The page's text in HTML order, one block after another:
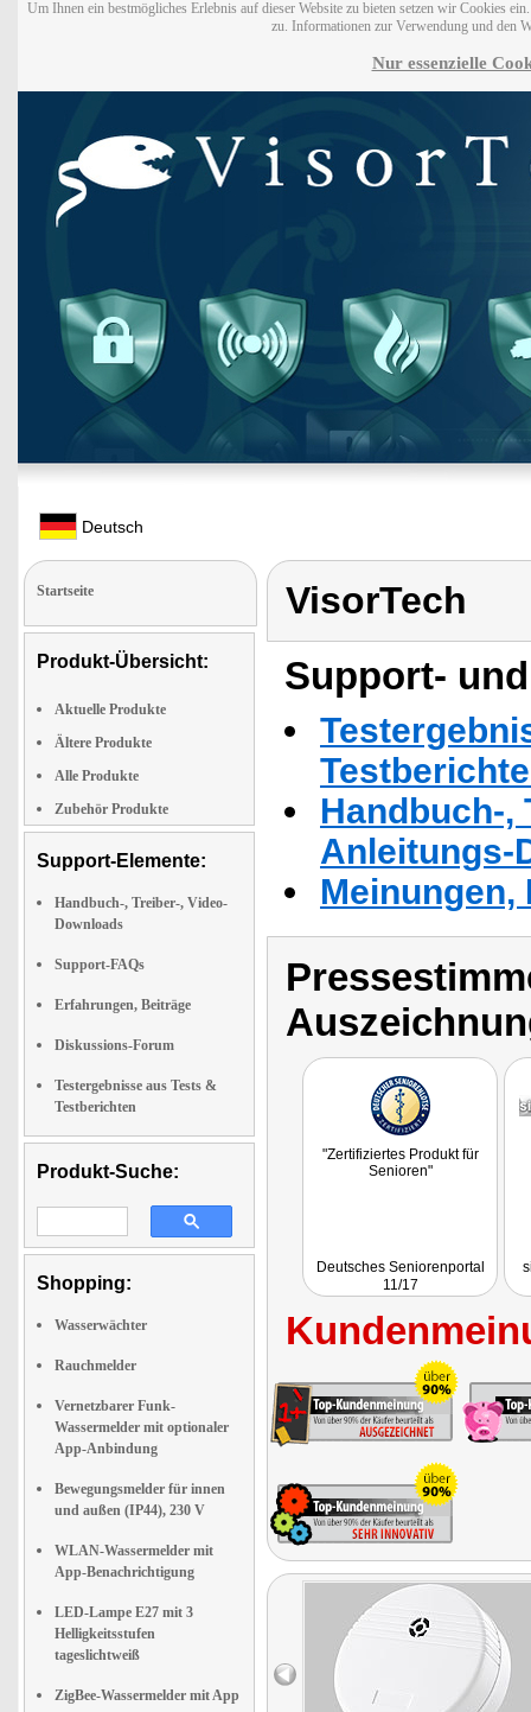
Um Ihnen ein bestmögliches Erlebnis auf dieser Website zu bieten setzen wir Cookies
zu. Informationen zur Verwendung und den
Nur essenzielle
Deutsch
Startseite
Produkt-Übersicht:
Aktuelle Produkte
Ältere Produkte
Alle Produkte
Zubehör Produkte
Support-Elemente:
Handbuch-, Treiber-, Video-
Downloads
Support-FAQs
Erfahrungen, Beiträge
Diskussions-Forum
Testergebnisse aus Tests &
Testberichten
Produkt-Suche:
Shopping:
Wasserwächter
Rauchmelder
Vernetzbarer Funk-
Wassermelder mit optionaler
App-Anbindung
Bewegungsmelder für innen
und außen (IP44), 230 V
WLAN-Wassermelder mit
App-Benachrichtigung
LED-Lampe E27 mit 3
Helligkeitsstufen
tageslichtweiß
ZigBee-Wassermelder mit App
VisorTech
Support-
Handbuch-,
Anleitungs-
"Zertifiziertes Produkt für
Senioren"
Deutsches Seniorenportal
11/17